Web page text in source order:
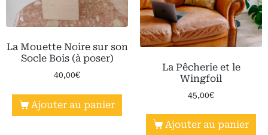
La Mouette Noire sur son
Socle Bois (à poser)
40,00€
Ajouter au panier
La Pêcherie et le
Wingfoil
45,00€
Ajouter au panier